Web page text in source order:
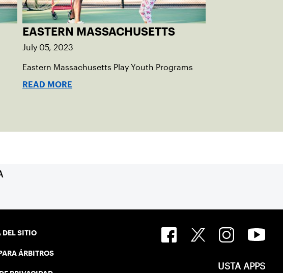
EASTERN MASSACHUSETTS
July 05, 2023
Eastern Massachusetts Play Youth Programs
READ MORE
DEL SITIO
ÁRBITROS
USTA APPS